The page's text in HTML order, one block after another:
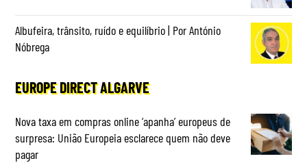
Albufeira, trânsito, ruído e equilíbrio | Por António
Nóbrega
EUROPE DIRECT ALGARVE
Nova taxa em compras online ‘apanha’ europeus de
surpresa: União Europeia esclarece quem não deve
pagar